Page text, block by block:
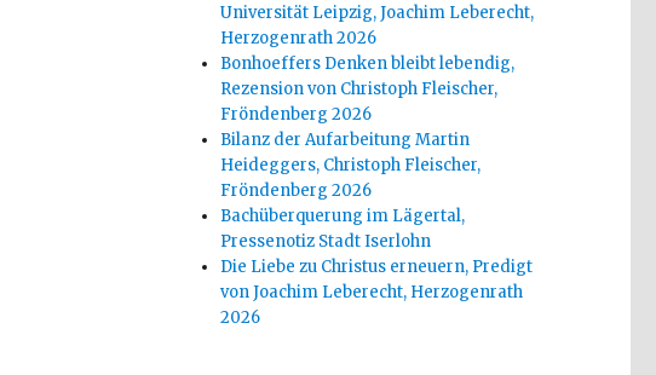
Universität Leipzig, Joachim Leberecht,
Herzogenrath 2026
Bonhoeffers Denken bleibt lebendig,
Rezension von Christoph Fleischer,
Fröndenberg 2026
Bilanz der Aufarbeitung Martin
Heideggers, Christoph Fleischer,
Fröndenberg 2026
Bachüberquerung im Lägertal,
Pressenotiz Stadt Iserlohn
Die Liebe zu Christus erneuern, Predigt
von Joachim Leberecht, Herzogenrath
2026